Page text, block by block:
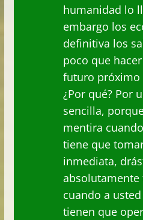
humanidad lo
embargo los
definitiva los
poco que
futuro próximo
¿Por qué? Por
sencilla,
mentira
tiene que
inmediata,
absolutamente
cuando a
tienen que